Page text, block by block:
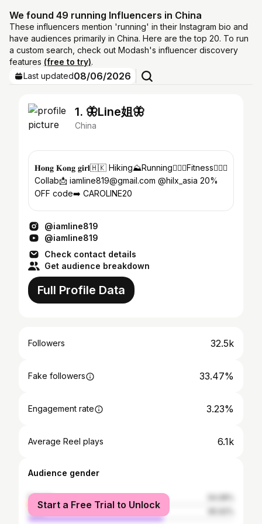
We found 49 running Influencers in China
These influencers mention 'running' in their Instagram bio and
have audiences primarily in China. Here are the top 20. To run
a custom search, check out Modash's influencer discovery
features (free to try).
Last updated08/06/2026
1. 🦋Line姐🦋
China
𝐇𝐨𝐧𝐠 𝐊𝐨𝐧𝐠 𝐠𝐢𝐫𝐥🇭🇰 Hiking⛰️Running🏃🏻‍♀️Fitness🏋🏻‍♂️
Collab📩 iamline819@gmail.com @hilx_asia 20%
OFF code➡️ CAROLINE20
@iamline819
@iamline819
Check contact details
Get audience breakdown
Full Profile Data
Followers 32.5k
Fake followers 33.47%
Engagement rate 3.23%
Average Reel plays 6.1k
Audience gender
female
male
Start a Free Trial to Unlock